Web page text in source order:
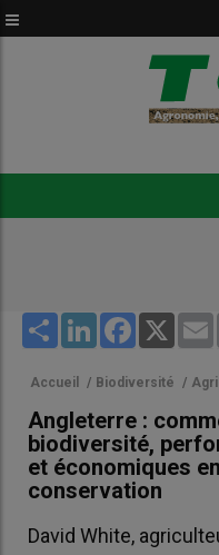
Aller
au
Share LinkedInFacebook
X
Accueil / Biodiversité /
Angleterre :
biodiversité,
et économiques
conservation
David White,